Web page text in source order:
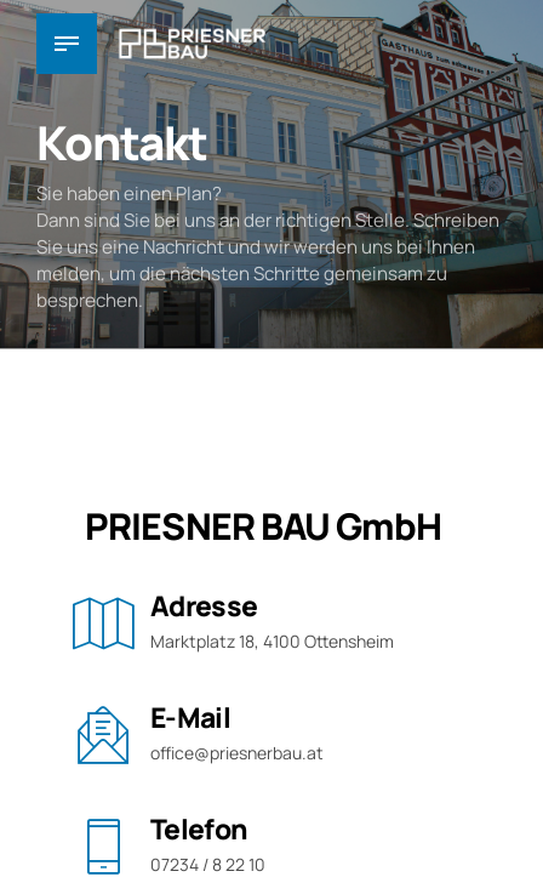
Kontakt
Sie haben einen Plan?
Dann sind Sie bei uns an der richtigen Stelle. Schreiben
Sie uns eine Nachricht und wir werden uns bei Ihnen
melden, um die nächsten Schritte gemeinsam zu
besprechen.
PRIESNER BAU GmbH
Adresse
Marktplatz 18, 4100 Ottensheim
E-Mail
office@priesnerbau.at
Telefon
07234 / 8 22 10